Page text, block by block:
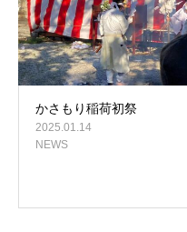
かさもり稲荷初祭
2025.01.14
NEWS